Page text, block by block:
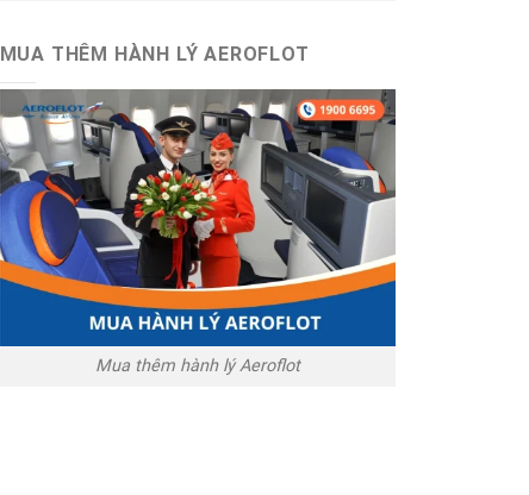
MUA THÊM HÀNH LÝ AEROFLOT
Mua thêm hành lý Aeroflot